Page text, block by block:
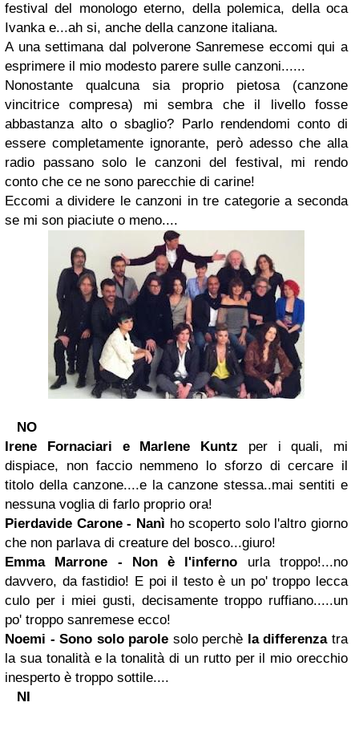
festival del monologo eterno, della polemica, della oca
Ivanka e...ah si, anche della canzone italiana.
A una settimana dal polverone Sanremese eccomi qui a
esprimere il mio modesto parere sulle canzoni......
Nonostante qualcuna sia proprio pietosa (canzone
vincitrice compresa) mi sembra che il livello fosse
abbastanza alto o sbaglio? Parlo rendendomi conto di
essere completamente ignorante, però adesso che alla
radio passano solo le canzoni del festival, mi rendo
conto che ce ne sono parecchie di carine!
Eccomi a dividere le canzoni in tre categorie a seconda
se mi son piaciute o meno....
NO
Irene Fornaciari e Marlene Kuntz per i quali, mi
dispiace, non faccio nemmeno lo sforzo di cercare il
titolo della canzone....e la canzone stessa..mai sentiti e
nessuna voglia di farlo proprio ora!
Pierdavide Carone - Nanì ho scoperto solo l'altro giorno
che non parlava di creature del bosco...giuro!
Emma Marrone - Non è l'inferno urla troppo!...no
davvero, da fastidio! E poi il testo è un po' troppo lecca
culo per i miei gusti, decisamente troppo ruffiano.....un
po' troppo sanremese ecco!
Noemi - Sono solo parole solo perchè la differenzatra
la sua tonalità e la tonalità di un rutto per il mio orecchio
inesperto è troppo sottile....
NI